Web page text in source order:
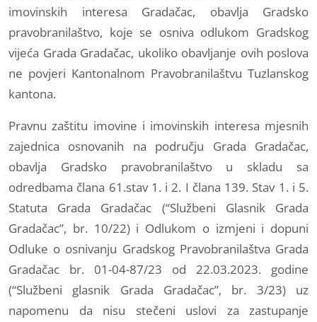
imovinskih interesa Gradačac, obavlja Gradsko
pravobranilaštvo, koje se osniva odlukom Gradskog
vijeća Grada Gradačac, ukoliko obavljanje ovih poslova
ne povjeri Kantonalnom Pravobranilaštvu Tuzlanskog
kantona.
Pravnu zaštitu imovine i imovinskih interesa mjesnih
zajednica osnovanih na području Grada Gradačac,
obavlja Gradsko pravobranilaštvo u skladu sa
odredbama člana 61.stav 1. i 2. I člana 139. Stav 1. i 5.
Statuta Grada Gradačac (“Službeni Glasnik Grada
Gradačac”, br. 10/22) i Odlukom o izmjeni i dopuni
Odluke o osnivanju Gradskog Pravobranilaštva Grada
Gradačac br. 01-04-87/23 od 22.03.2023. godine
(“Službeni glasnik Grada Gradačac”, br. 3/23) uz
napomenu da nisu stečeni uslovi za zastupanje